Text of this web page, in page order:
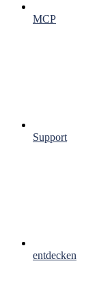
MCP
Support
entdecken